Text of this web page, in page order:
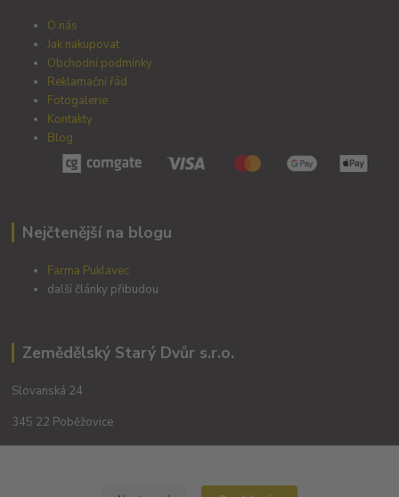
O nás
Jak nakupovat
Obchodní podmínky
Reklamační řád
Fotogalerie
Kontakty
Blog
Nejčtenější na blogu
Farma Puklavec
další články přibudou
Zemědělský Starý Dvůr s.r.o.
Slovanská 24
345 22 Poběžovice